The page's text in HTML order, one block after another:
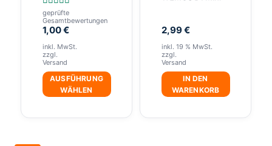
Produktseite
gewählt
werden
Bewertet
mit
5.00
von 5
geprüfte
Gesamtbewertungen
1,00€
inkl. MwSt.
zzgl.
Versand
AUSFÜHRUNG
WÄHLEN
Produkt
2,99€
inkl. 19 % MwSt.
zzgl.
Versand
IN DEN
WARENKORB